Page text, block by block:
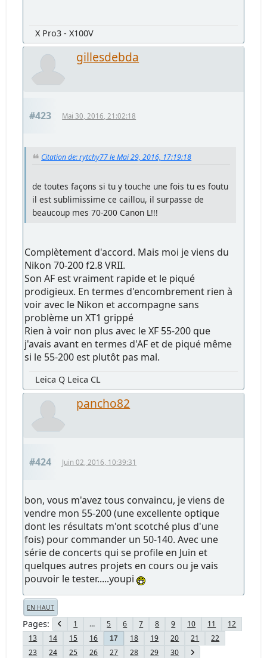
X Pro3 - X100V
gillesdebda
#423 Mai 30, 2016, 21:02:18
Citation de: rytchy77 le Mai 29, 2016, 17:19:18
de toutes façons si tu y touche une fois tu es foutu
il est sublimissime ce caillou, il surpasse de
beaucoup mes 70-200 Canon L!!!
Complètement d'accord. Mais moi je viens du
Nikon 70-200 f2.8 VRII.
Son AF est vraiment rapide et le piqué
prodigieux. En termes d'encombrement rien à
voir avec le Nikon et accompagne sans
problème un XT1 grippé
Rien à voir non plus avec le XF 55-200 que
j'avais avant en termes d'AF et de piqué même
si le 55-200 est plutôt pas mal.
Leica Q Leica CL
pancho82
#424 Juin 02, 2016, 10:39:31
bon, vous m'avez tous convaincu, je viens de
vendre mon 55-200 (une excellente optique
dont les résultats m'ont scotché plus d'une
fois) pour commander un 50-140. Avec une
série de concerts qui se profile en Juin et
quelques autres projets en cours ou je vais
pouvoir le tester.....youpi
EN HAUT
Pages 1 ... 5 6 7 8 9 10 11
12
13
14 15 16 17 18 19 20 21
22
23
24 25 26 27 28 29 30